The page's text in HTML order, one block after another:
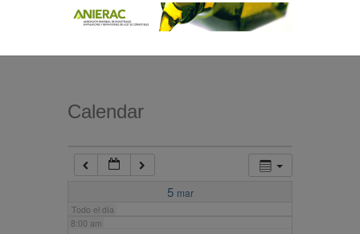
Calendar
5 mar
Todo el día
7:00 am
8:00 am